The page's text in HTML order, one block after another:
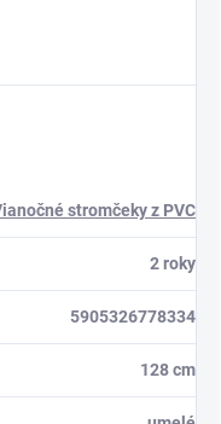
stromčeky z PVC
2 roky
5905326778334
128 cm